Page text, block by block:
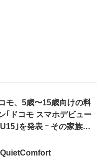
モ、5歳〜15歳向けの料
｢ドコモ スマホデビュー
｣を発表 ｰ その家族が